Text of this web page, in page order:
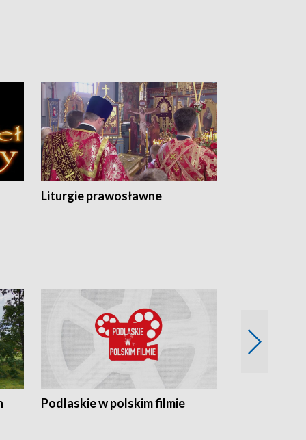
Liturgie prawosławne
Podlaskie w polskim filmie